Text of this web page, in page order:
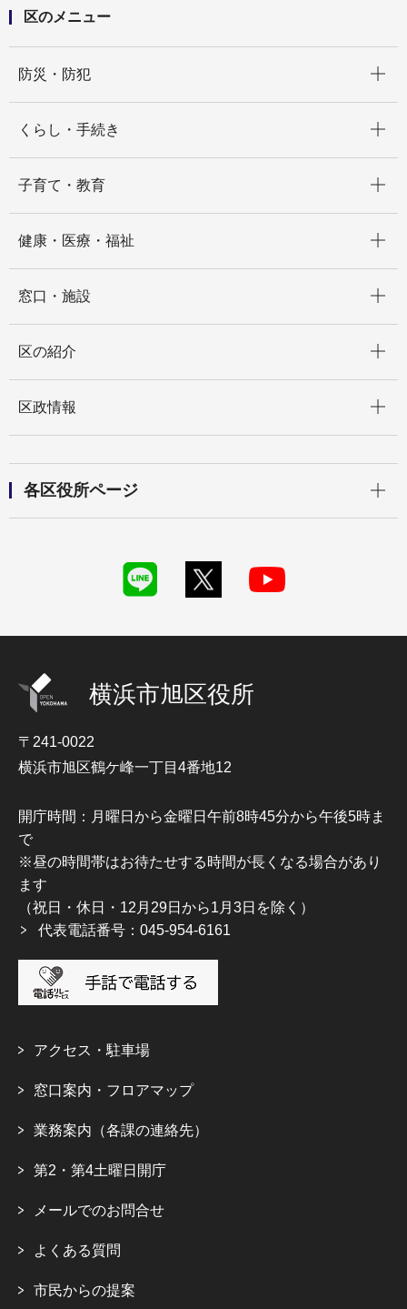
区のメニュー
防災・防犯
くらし・手続き
子育て・教育
健康・医療・福祉
窓口・施設
区の紹介
区政情報
各区役所ページ
横浜市旭区役所
〒241-0022
横浜市旭区鶴ケ峰一丁目4番地12
開庁時間：月曜日から金曜日午前8時45分から午後5時ま
で
※昼の時間帯はお待たせする時間が長くなる場合があり
ます
（祝日・休日・12月29日から1月3日を除く）
代表電話番号：045-954-6161
アクセス・駐車場
窓口案内・フロアマップ
業務案内（各課の連絡先）
第2・第4土曜日開庁
メールでのお問合せ
よくある質問
市民からの提案